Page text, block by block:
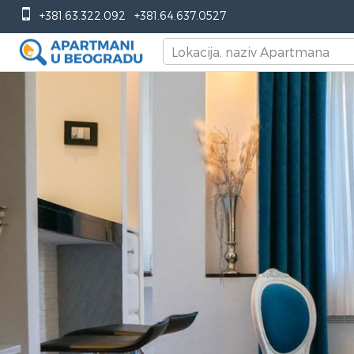
+381.63.322.092 +381.64.637.0527